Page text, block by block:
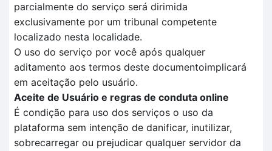
parcialmente do serviço será dirimida
exclusivamente por um tribunal competente
localizado nesta localidade.
O uso do serviço por você após qualquer
aditamento aos termos deste documentoimplicará
em aceitação pelo usuário.
Aceite de Usuário e regras de conduta online
É condição para uso dos serviços o uso da
plataforma sem intenção de danificar, inutilizar,
sobrecarregar ou prejudicar qualquer servidor da